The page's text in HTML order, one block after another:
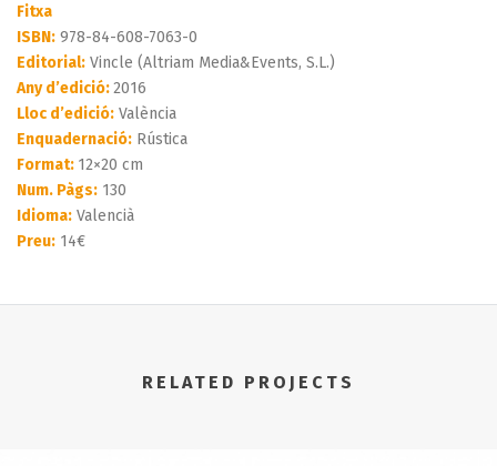
Fitxa
ISBN: 978-84-608-7063-0
Editorial: Vincle (Altriam Media&Events, S.L.)
Any d’edició:2016
Lloc d’edició: València
Enquadernació: Rústica
Format: 12×20 cm
Num. Pàgs: 130
Idioma: Valencià
Preu: 14€
RELATED PROJECTS